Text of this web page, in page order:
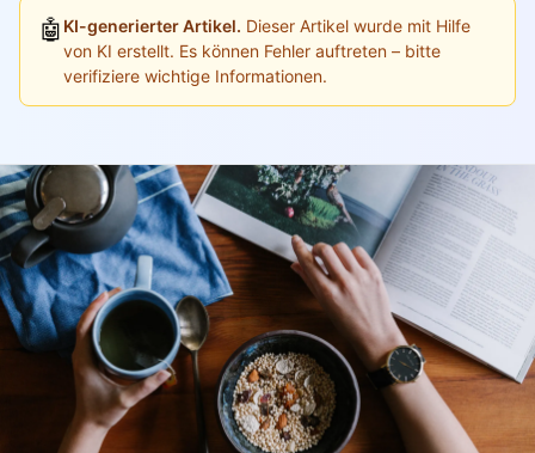
🤖 KI-generierter Artikel. Dieser Artikel wurde mit Hilfe
von KI erstellt. Es können Fehler auftreten – bitte
verifiziere wichtige Informationen.